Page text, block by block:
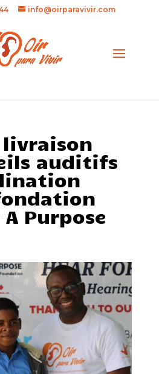
info@oirparavivir.com
auditifs
Purpose